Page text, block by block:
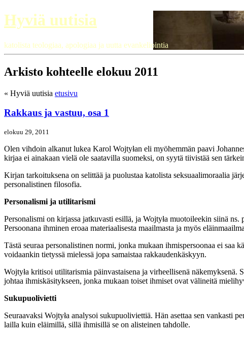
Hyviä uutisia
katolista teologiaa, apologiaa ja uutta evankeliointia
Arkisto kohteelle elokuu 2011
« Hyviä uutisia etusivu
Rakkaus ja vastuu, osa 1
elokuu 29, 2011
Olen vihdoin alkanut lukea Karol Wojtyłan eli myöhemmän paavi
kirjaa ei ainakaan vielä ole saatavilla suomeksi, on syytä tiivistää sen
Kirjan tarkoituksena on selittää ja puolustaa katolista seksuaalimoraalia
personalistinen filosofia.
Personalismi ja utilitarismi
Personalismi on kirjassa jatkuvasti esillä, ja Wojtyła muotoileekin siinä
Persoonana ihminen eroaa materiaalisesta maailmasta ja myös
Tästä seuraa personalistinen normi, jonka mukaan ihmispersoonaa ei saa
voidaankin tietyssä mielessä jopa samaistaa rakkaudenkäskyyn.
Wojtyła kritisoi utilitarismia päinvastaisena ja virheellisenä
johtaa ihmiskäsitykseen, jonka mukaan toiset ihmiset ovat välineitä
Sukupuolivietti
Seuraavaksi Wojtyła analysoi sukupuoliviettiä. Hän asettaa sen vankasti
lailla kuin eläimillä, sillä ihmisillä se on alisteinen tahdolle.